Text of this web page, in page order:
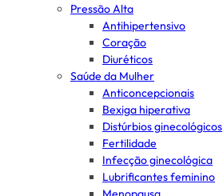
Pressão Alta
Antihipertensivo
Coração
Diuréticos
Saúde da Mulher
Anticoncepcionais
Bexiga hiperativa
Distúrbios ginecológicos
Fertilidade
Infecção ginecológica
Lubrificantes feminino